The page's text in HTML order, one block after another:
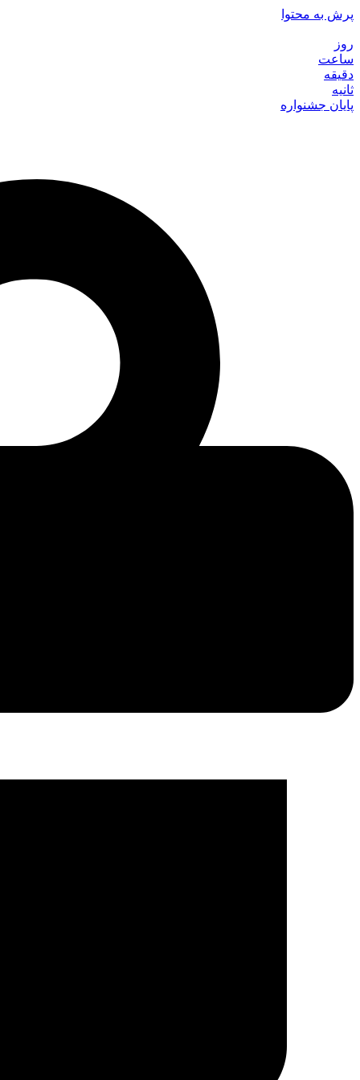
پرش به محتوا
روز
ساعت
دقیقه
ثانیه
پایان جشنواره